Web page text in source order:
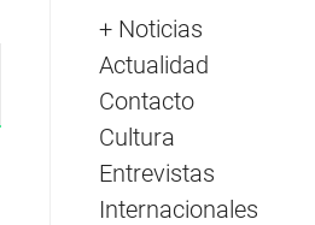
+ Noticias
Actualidad
Contacto
Cultura
Entrevistas
Internacionales